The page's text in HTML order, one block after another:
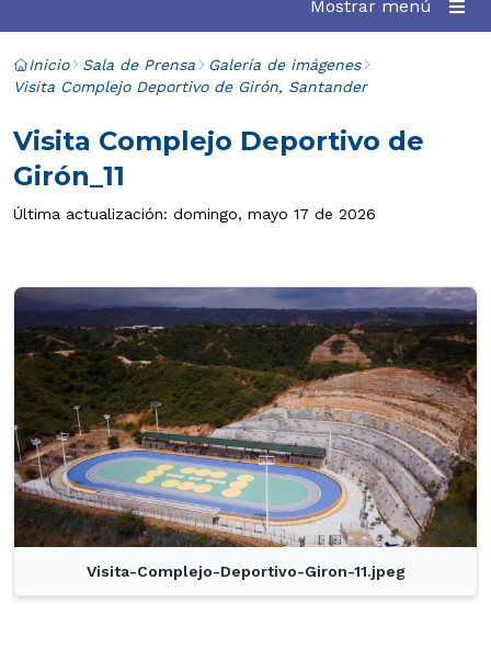
Mostrar menú
Inicio Sala de Prensa
Galería de imágenes
Visita Complejo Deportivo de Girón, Santander
Visita Complejo Deportivo de
Girón_11
Última actualización: domingo, mayo 17 de 2026
Visita-Complejo-Deportivo-Giron-11.jpeg